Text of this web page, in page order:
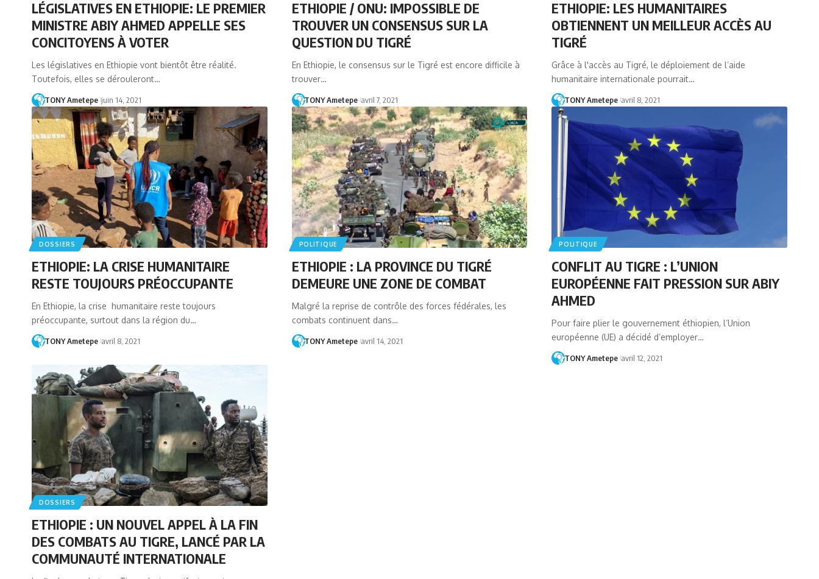
LÉGISLATIVES EN ETHIOPIE: LE PREMIER
MINISTRE ABIY AHMED APPELLE SES
CONCITOYENS À VOTER
Les législatives en Ethiopie vont bientôt être réalité.
Toutefois, elles se dérouleront…
TONY Ametepe juin 14, 2021
ETHIOPIE / ONU: IMPOSSIBLE DE
TROUVER UN CONSENSUS SUR LA
QUESTION DU TIGRÉ
En Ethiopie, le consensus sur le Tigré est encore difficile à
trouver…
TONY Ametepe avril 7, 2021
ETHIOPIE: LES HUMANITAIRES
OBTIENNENT UN MEILLEUR ACCÈS AU
TIGRÉ
Grâce à l'accès au Tigré, le déploiement de l’aide
humanitaire internationale pourrait…
TONY Ametepe avril 8, 2021
DOSSIERS
ETHIOPIE: LA CRISE HUMANITAIRE
RESTE TOUJOURS PRÉOCCUPANTE
En Ethiopie, la crise humanitaire reste toujours
préoccupante, surtout dans la région du…
TONY Ametepe avril 8, 2021
POLITIQUE
ETHIOPIE : LA PROVINCE DU TIGRÉ
DEMEURE UNE ZONE DE COMBAT
Malgré la reprise de contrôle des forces fédérales, les
combats continuent dans…
TONY Ametepe avril 14, 2021
POLITIQUE
CONFLIT AU TIGRE : L’UNION
EUROPÉENNE FAIT PRESSION SUR ABIY
AHMED
Pour faire plier le gouvernement éthiopien, l’Union
européenne (UE) a décidé d’employer…
TONY Ametepe avril 12, 2021
DOSSIERS
ETHIOPIE : UN NOUVEL APPEL À LA FIN
DES COMBATS AU TIGRE, LANCÉ PAR LA
COMMUNAUTÉ INTERNATIONALE